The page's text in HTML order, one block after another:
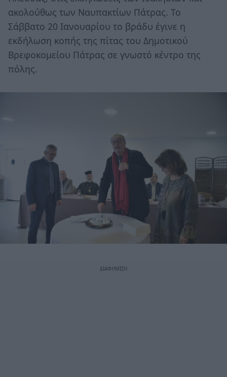
ακολούθως των Ναυπακτίων Πάτρας. Το
Σάββατο 20 Ιανουαρίου το βράδυ έγινε η
εκδήλωση κοπής της πίτας του Δημοτικού
Βρεφοκομείου Πάτρας σε γνωστό κέντρο της
πόλης.